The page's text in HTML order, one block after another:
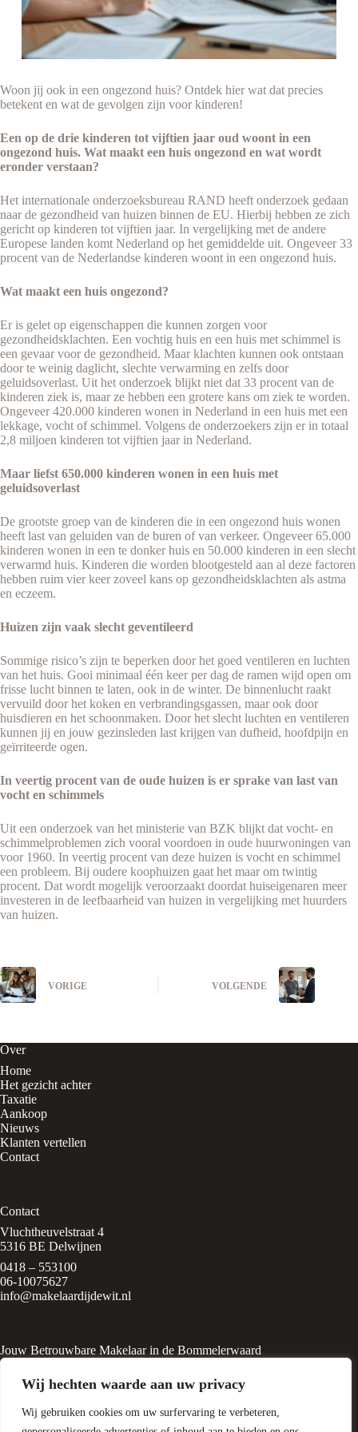
Wij hechten waarde aan uw privacy
Wij gebruiken cookies om uw surfervaring te verbeteren,
Woon jij ook in een ongezond huis? Ontdek hier wat dat precies
betekent en wat de gevolgen zijn voor kinderen!
Een op de drie kinderen tot vijftien jaar oud woont in een
ongezond huis. Wat maakt een huis ongezond en wat wordt
eronder verstaan?
Het internationale onderzoeksbureau RAND heeft onderzoek gedaan
naar de gezondheid van huizen binnen de EU. Hierbij hebben ze zich
gericht op kinderen tot vijftien jaar. In vergelijking met de andere
Europese landen komt Nederland op het gemiddelde uit. Ongeveer 33
procent van de Nederlandse kinderen woont in een ongezond huis.
Wat maakt een huis ongezond?
Er is gelet op eigenschappen die kunnen zorgen voor
gezondheidsklachten. Een vochtig huis en een huis met schimmel is
een gevaar voor de gezondheid. Maar klachten kunnen ook ontstaan
door te weinig daglicht, slechte verwarming en zelfs door
geluidsoverlast. Uit het onderzoek blijkt niet dat 33 procent van de
kinderen ziek is, maar ze hebben een grotere kans om ziek te worden.
Ongeveer 420.000 kinderen wonen in Nederland in een huis met een
lekkage, vocht of schimmel. Volgens de onderzoekers zijn er in totaal
2,8 miljoen kinderen tot vijftien jaar in Nederland.
Maar liefst 650.000 kinderen wonen in een huis met
geluidsoverlast
De grootste groep van de kinderen die in een ongezond huis wonen
heeft last van geluiden van de buren of van verkeer. Ongeveer 65.000
kinderen wonen in een te donker huis en 50.000 kinderen in een slecht
verwarmd huis. Kinderen die worden blootgesteld aan al deze factoren
hebben ruim vier keer zoveel kans op gezondheidsklachten als astma
en eczeem.
Huizen zijn vaak slecht geventileerd
Sommige risico’s zijn te beperken door het goed ventileren en luchten
van het huis. Gooi minimaal één keer per dag de ramen wijd open om
frisse lucht binnen te laten, ook in de winter. De binnenlucht raakt
vervuild door het koken en verbrandingsgassen, maar ook door
huisdieren en het schoonmaken. Door het slecht luchten en ventileren
kunnen jij en jouw gezinsleden last krijgen van dufheid, hoofdpijn en
geïrriteerde ogen.
In veertig procent van de oude huizen is er sprake van last van
vocht en schimmels
Uit een onderzoek van het ministerie van BZK blijkt dat vocht- en
schimmelproblemen zich vooral voordoen in oude huurwoningen van
voor 1960. In veertig procent van deze huizen is vocht en schimmel
een probleem. Bij oudere koophuizen gaat het maar om twintig
procent. Dat wordt mogelijk veroorzaakt doordat huiseigenaren meer
investeren in de leefbaarheid van huizen in vergelijking met huurders
van huizen.
VORIGE VOLGENDE
Over
Home
Het gezicht achter
Taxatie
Aankoop
Nieuws
Klanten vertellen
Contact
Contact
Vluchtheuvelstraat 4
5316 BE Delwijnen
0418 – 553100
06-10075627
info@makelaardijdewit.nl
Jouw Betrouwbare Makelaar in de Bommelerwaard
rustige, groene dorp
geleid door Liesbeth de Wit, een
ervaren makelaar met een passie voor huizen en